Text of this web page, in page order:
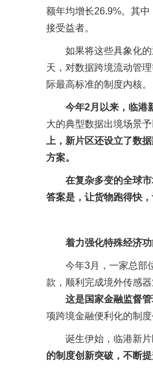
额年均增长26.9%。其
接受益者。
如果将这些具象化
天，对数据跨境流动管
际最高标准的制度内核。
今年2月以来，临港
大的典型数据出境场景
上，新片区还设立了数
方案。
在复杂多变的全球
答案是，让货物跑得快，
着力强化特殊经济
今年3月，一家总部
款，顺利完成境外传感器
这是国家金融监督
项跨境金融便利化的制
诞生伊始，临港新片
的制度创新突破，不断